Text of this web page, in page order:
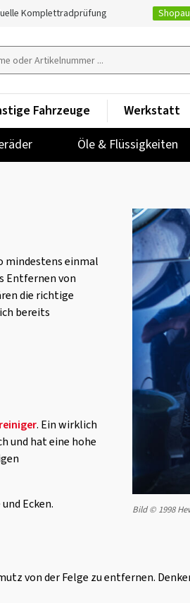
Komplettradprüfung
Öle & Flüssigkeiten
Fahrzeuge Werkstatt
mindestens einmal
Entfernen von
die richtige
bereits
. Ein wirklich
und hat eine hohe
Ecken. Bild © 1998
von der Felge zu entfernen.